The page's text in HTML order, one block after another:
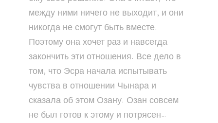
между ними ничего не выходит, и они
никогда не смогут быть вместе.
Поэтому она хочет раз и навсегда
закончить эти отношения. Все дело в
том, что Эсра начала испытывать
чувства в отношении Чынара и
сказала об этом Озану. Озан совсем
не был готов к этому и потрясен…